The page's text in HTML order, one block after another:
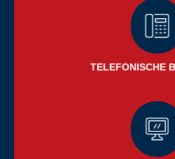
TELEFONISCHE